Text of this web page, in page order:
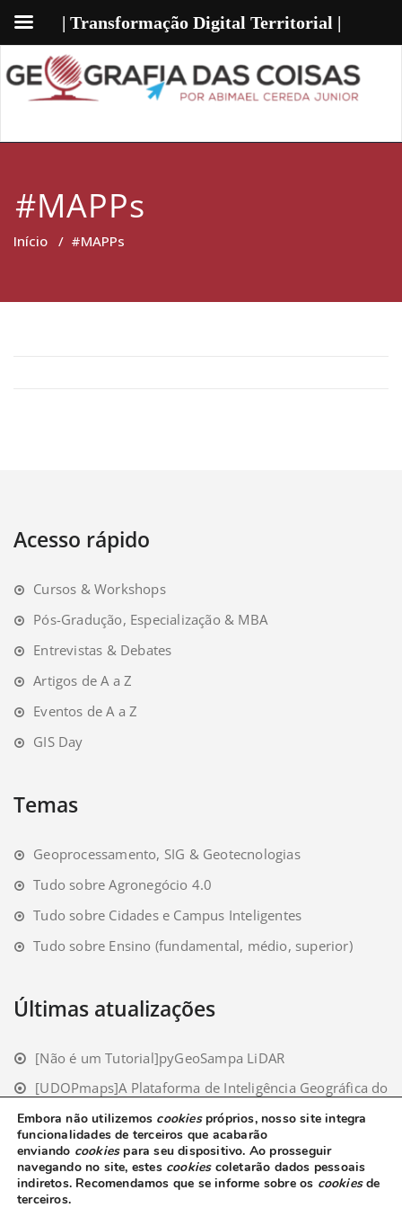
#MAPPs
Início / #MAPPs
Acesso rápido
Cursos & Workshops
Pós-Gradução, Especialização & MBA
Entrevistas & Debates
Artigos de A a Z
Eventos de A a Z
GIS Day
Temas
Geoprocessamento, SIG & Geotecnologias
Tudo sobre Agronegócio 4.0
Tudo sobre Cidades e Campus Inteligentes
Tudo sobre Ensino (fundamental, médio, superior)
Últimas atualizações
[Não é um Tutorial]pyGeoSampa LiDAR
[UDOPmaps]A Plataforma de Inteligência Geográfica do
[Não é um Tutorial]Classificação Deep Learning: CPU vs
GPUCopyright© 2000-2024 Abimael Cereda Junior | Todos os
direitos reservados.
Embora não utilizemos cookiespróprios, nosso site integra
funcionalidades de terceiros que acabarão
enviando cookiespara seu dispositivo. Ao prosseguir
navegando no site, estes cookiescoletarão dados pessoais
indiretos. Recomendamos que se informe sobre os cookiesde
terceiros.
| Transformação Digital Territorial |